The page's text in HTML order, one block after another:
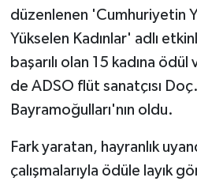
düzenlenen 'Cumhuriyetin
Yükselen Kadınlar' adlı
başarılı olan 15 kadına
de ADSO flüt sanatçısı
Bayramoğulları'nın oldu.
Fark yaratan, hayranlık
çalışmalarıyla ödüle layık